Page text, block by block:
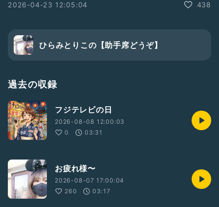
2026-04-23 12:05:04
438
ひらみとりこの【助手席どうぞ】
過去の収録
フジテレビの日
2026-08-08 12:00:03
0
03:31
お疲れ様〜
2026-08-07 17:00:04
260
03:17